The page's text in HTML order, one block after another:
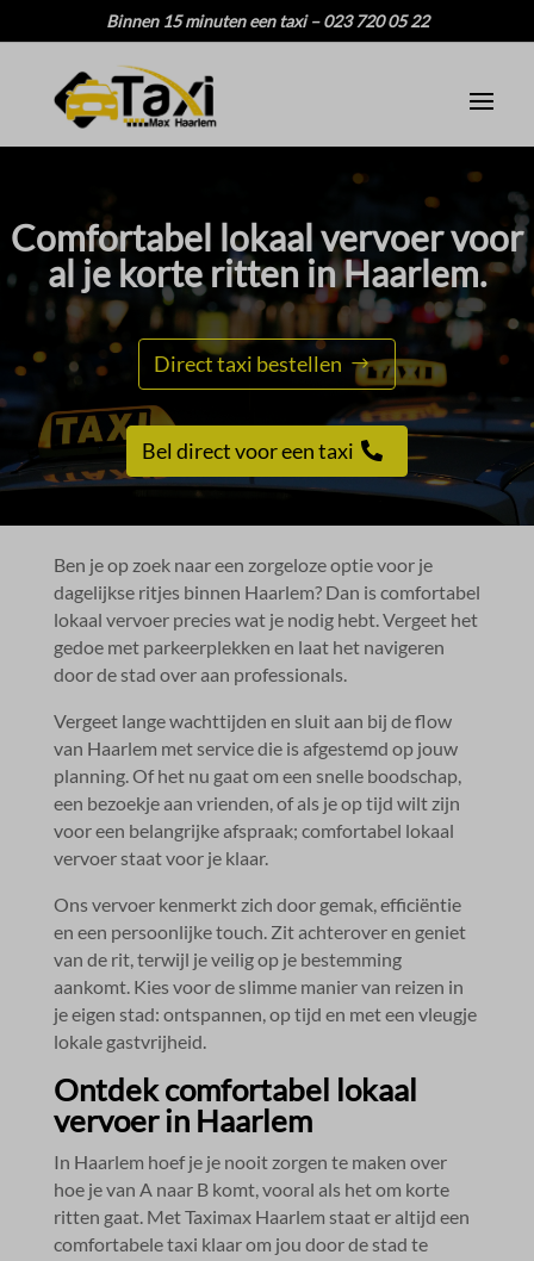
Binnen 15 minuten een taxi – 023 720 05 22
Comfortabel lokaal vervoer voor
al je korte ritten in Haarlem.​
Direct taxi bestellen
Bel direct voor een taxi
Ben je op zoek naar een zorgeloze optie voor je
dagelijkse ritjes binnen Haarlem? Dan is comfortabel
lokaal vervoer precies wat je nodig hebt.​ Vergeet het
gedoe met parkeerplekken en laat het navigeren
door de stad over aan professionals.​
Vergeet lange wachttijden en sluit aan bij de flow
van Haarlem met service die is afgestemd op jouw
planning.​ Of het nu gaat om een snelle boodschap,
een bezoekje aan vrienden, of als je op tijd wilt zijn
voor een belangrijke afspraak; comfortabel lokaal
vervoer staat voor je klaar.​
Ons vervoer kenmerkt zich door gemak, efficiëntie
en een persoonlijke touch.​ Zit achterover en geniet
van de rit, terwijl je veilig op je bestemming
aankomt.​ Kies voor de slimme manier van reizen in
je eigen stad: ontspannen, op tijd en met een vleugje
lokale gastvrijheid.​
Ontdek comfortabel lokaal
vervoer in Haarlem
In Haarlem hoef je je nooit zorgen te maken over
hoe je van A naar B komt, vooral als het om korte
ritten gaat.​ Met Taximax Haarlem staat er altijd een
comfortabele taxi klaar om jou door de stad te